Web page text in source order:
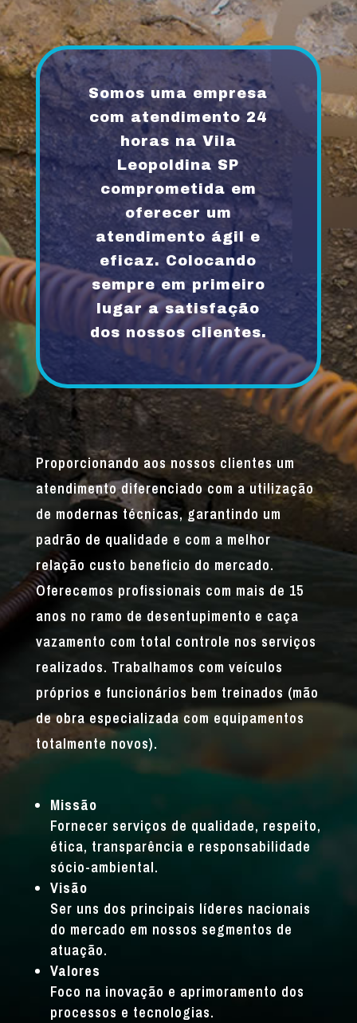
Somos uma empresa
com atendimento 24
horas na Vila
Leopoldina SP
comprometida em
oferecer um
atendimento ágil e
eficaz. Colocando
sempre em primeiro
lugar a satisfação
dos nossos clientes.
Proporcionando aos nossos clientes um
atendimento diferenciado com a utilização
de modernas técnicas, garantindo um
padrão de qualidade e com a melhor
relação custo beneficio do mercado.
Oferecemos profissionais com mais de 15
anos no ramo de desentupimento e caça
vazamento com total controle nos serviços
realizados. Trabalhamos com veículos
próprios e funcionários bem treinados (mão
de obra especializada com equipamentos
totalmente novos).
Missão
Fornecer serviços de qualidade, respeito,
ética, transparência e responsabilidade
sócio-ambiental.
Visão
Ser uns dos principais líderes nacionais
do mercado em nossos segmentos de
atuação.
Valores
Foco na inovação e aprimoramento dos
processos e tecnologias.